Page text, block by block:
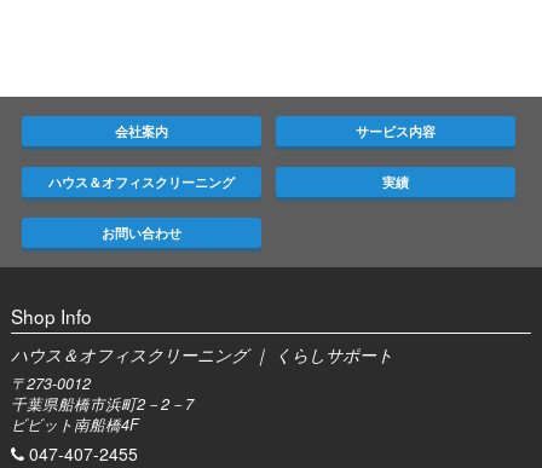
会社案内 サービス内容
ハウス＆オフィスクリーニング 実績
お問い合わせ
Shop Info
ハウス＆オフィスクリーニング ｜ くらしサポート
〒273-0012
千葉県船橋市浜町2－2－7
ビビット南船橋4F
047-407-2455